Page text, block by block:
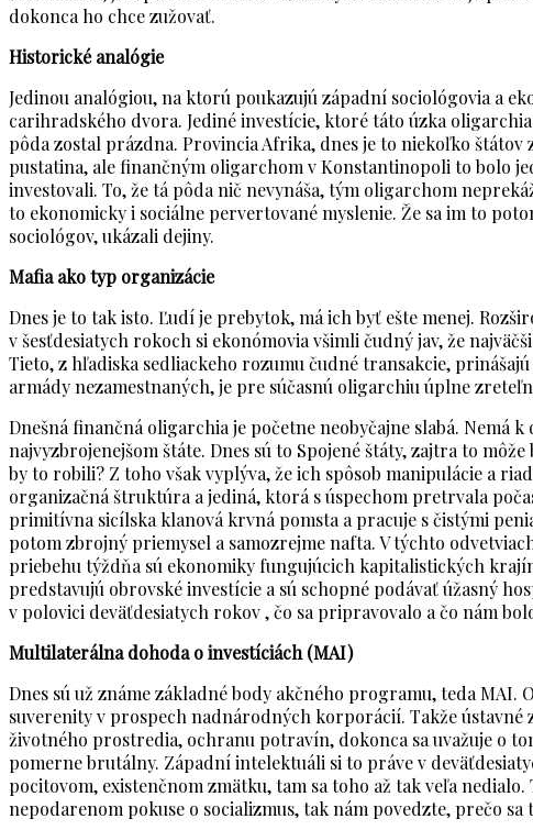
dokonca ho chce zužovať.
Historické analógie
Jedinou analógiou, na ktorú poukazujú západní sociológovia a
carihradského dvora. Jediné investície, ktoré táto úzka
pôda zostal prázdna. Provincia Afrika, dnes je to niekoľko
pustatina, ale finančným oligarchom v Konstantinopoli to bolo
investovali. To, že tá pôda nič nevynáša, tým oligarchom
to ekonomicky i sociálne pervertované myslenie. Že sa im to
sociológov, ukázali dejiny.
Mafia ako typ organizácie
Dnes je to tak isto. Ľudí je prebytok, má ich byť ešte menej.
v šesťdesiatych rokoch si ekonómovia všimli čudný jav, že
Tieto, z hľadiska sedliackeho rozumu čudné transakcie,
armády nezamestnaných, je pre súčasnú oligarchiu úplne
Dnešná finančná oligarchia je početne neobyčajne slabá. Nemá
najvyzbrojenejšom štáte. Dnes sú to Spojené štáty, zajtra to
by to robili? Z toho však vyplýva, že ich spôsob manipulácie a
organizačná štruktúra a jediná, ktorá s úspechom pretrvala
primitívna sicílska klanová krvná pomsta a pracuje s čistými
potom zbrojný priemysel a samozrejme nafta. V týchto
priebehu týždňa sú ekonomiky fungujúcich kapitalistických
predstavujú obrovské investície a sú schopné podávať úžasný
v polovici deväťdesiatych rokov , čo sa pripravovalo a čo nám
Multilaterálna dohoda o investíciách (MAI)
Dnes sú už známe základné body akčného programu, teda
suverenity v prospech nadnárodných korporácií. Takže
životného prostredia, ochranu potravín, dokonca sa uvažuje o
pomerne brutálny. Západní intelektuáli si to práve v
pocitovom, existenčnom zmätku, tam sa toho až tak veľa
nepodarenom pokuse o socializmus, tak nám povedzte, prečo